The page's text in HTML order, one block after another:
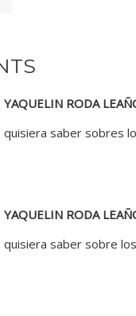
YAQUELIN RODA
quisiera saber sobres
YAQUELIN RODA
quisiera saber sobre